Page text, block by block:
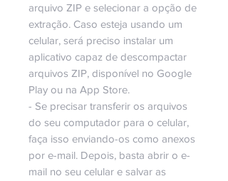
arquivo ZIP e selecionar a opção de
extração. Caso esteja usando um
celular, será preciso instalar um
aplicativo capaz de descompactar
arquivos ZIP, disponível no Google
Play ou na App Store.
- Se precisar transferir os arquivos
do seu computador para o celular,
faça isso enviando-os como anexos
por e-mail. Depois, basta abrir o e-
mail no seu celular e salvar as